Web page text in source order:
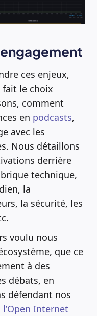
ces enjeux,
le choix
comment
en podcasts,
avec les
Nous détaillons
derrière
technique,
la
la sécurité, les
voulu nous
que ce
à des
débats, en
défendant nos
l’Open Internet